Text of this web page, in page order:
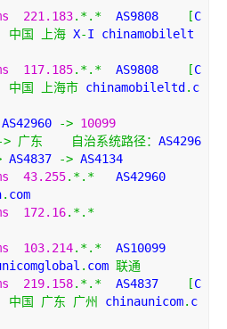
221.183.*.*
  AS9808
[C
中国 上海 X-I chinamobilelt
117.185.*.*
  AS9808
[C
中国 上海市 chinamobileltd . c
-> 10099
> 广东 自治系统路径： AS4296
AS4837 -> AS4134
43.255.*.*
. com
172.16.*.*
103.214.*.*
. com 联通
219.158.*.*
  AS4837
[C
中国 广东 广州 chinaunicom. c